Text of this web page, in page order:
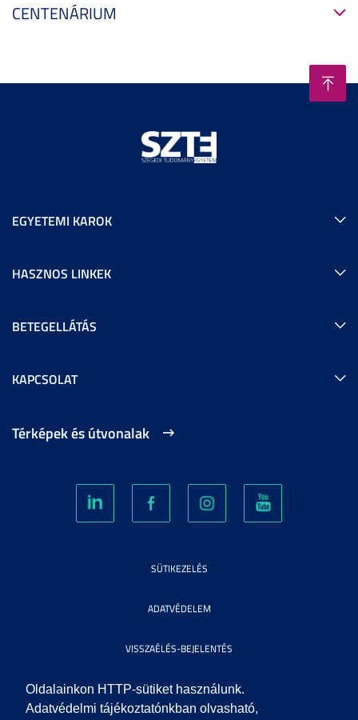
Oldalainkon HTTP-sütiket használunk.
Adatvédelmi tájékoztatónkban olvasható,
CENTENÁRIUM
EGYETEMI KAROK
HASZNOS LINKEK
BETEGELLÁTÁS
KAPCSOLAT
Térképek és útvonalak
SÜTIKEZELÉS
ADATVÉDELEM
VISSZAÉLÉS-BEJELENTÉS
KÖZÉRDEKŰ ADATOK